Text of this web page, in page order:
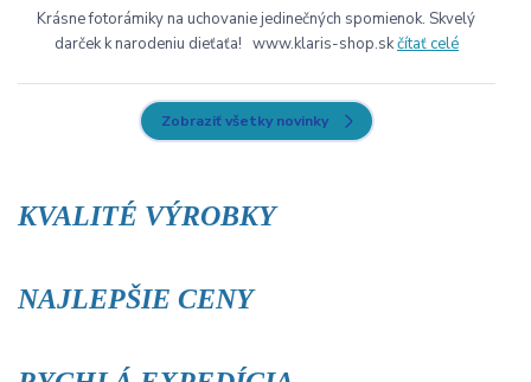
Krásne fotorámiky na uchovanie jedinečných spomienok. Skvelý
darček k narodeniu dieťaťa! www.klaris-shop.skčítať celé
Zobraziť všetky novinky
KVALITÉ VÝROBKY
NAJLEPŠIE CENY